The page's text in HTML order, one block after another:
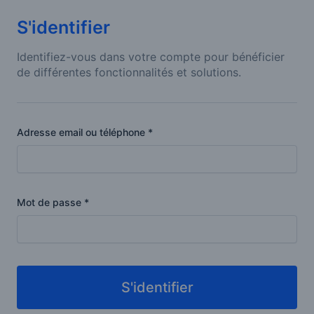
S'identifier
Identifiez-vous dans votre compte pour bénéficier
de différentes fonctionnalités et solutions.
Adresse email ou téléphone *
Mot de passe *
S'identifier